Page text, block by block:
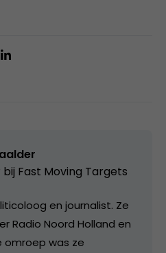
Fast Moving Targets
en journalist. Ze
Radio Noord Holland en
omroep was ze